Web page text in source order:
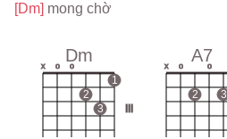
[Dm] mong chờ
Dm
x o o
2
3
1
A7
x o
2
o
3